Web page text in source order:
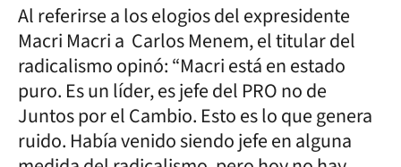
Al referirse a los elogios del expresidente
Macri Macri a Carlos Menem, el titular del
radicalismo opinó: “Macri está en estado
puro. Es un líder, es jefe del PRO no de
Juntos por el Cambio. Esto es lo que genera
ruido. Había venido siendo jefe en alguna